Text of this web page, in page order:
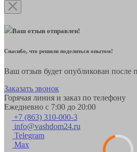
Ваш отзыв отправлен!
Спасибо, что решили поделиться опытом!
Ваш отзыв будет опубликован после
Заказать звонок
Горячая линия и заказ по телефону
Ежедневно с 7:00 до 20:00
+7 (863) 310-000-3
info@vashdom24.ru
Telegram
Max